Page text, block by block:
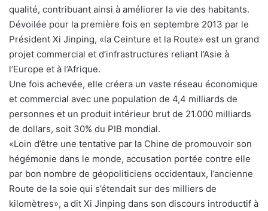
qualité, contribuant ainsi à améliorer la vie des habitants.
Dévoilée pour la première fois en septembre 2013 par le
Président Xi Jinping, «la Ceinture et la Route» est un grand
projet commercial et d’infrastructures reliant l’Asie à
l’Europe et à l’Afrique.
Une fois achevée, elle créera un vaste réseau économique
et commercial avec une population de 4,4 milliards de
personnes et un produit intérieur brut de 21.000 milliards
de dollars, soit 30% du PIB mondial.
«Loin d’être une tentative par la Chine de promouvoir son
hégémonie dans le monde, accusation portée contre elle
par bon nombre de géopoliticiens occidentaux, l’ancienne
Route de la soie qui s’étendait sur des milliers de
kilomètres», a dit Xi Jinping dans son discours introductif à